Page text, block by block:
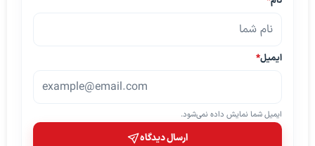
ایمیل*
ایمیل شما نمایش داده نمی‌شود.
ارسال دیدگاه